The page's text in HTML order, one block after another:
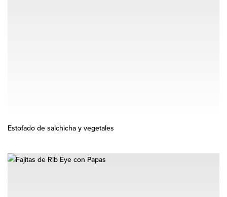
Estofado de salchicha y vegetales